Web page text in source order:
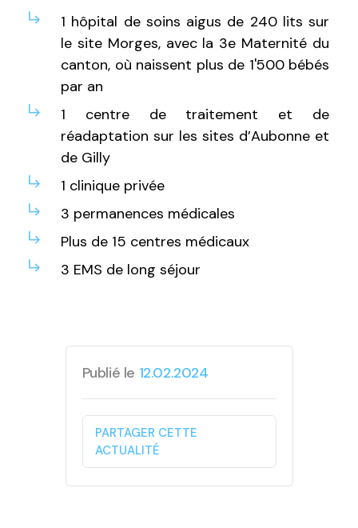
1 hôpital de soins aigus de 240 lits sur
le site Morges, avec la 3e Maternité du
canton, où naissent plus de 1'500 bébés
par an
1 centre de traitement et de
réadaptation sur les sites d’Aubonne et
de Gilly
1 clinique privée
3 permanences médicales
Plus de 15 centres médicaux
3 EMS de long séjour
Publié le 12.02.2024
PARTAGER CETTE
ACTUALITÉ